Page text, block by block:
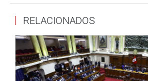
exigir al Poder Ejecutivo que haga
beneficio justo se cristalice», sostuvo.
Fueron distinguidos los exfutbolistas
glorias al fútbol peruano el ‘gran
RELACIONADOS